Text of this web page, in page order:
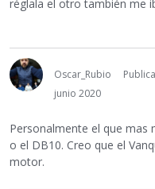
réglala el otro también me
Oscar_Rubio
junio 2020
Personalmente el que mas
o el DB10. Creo que el
motor.